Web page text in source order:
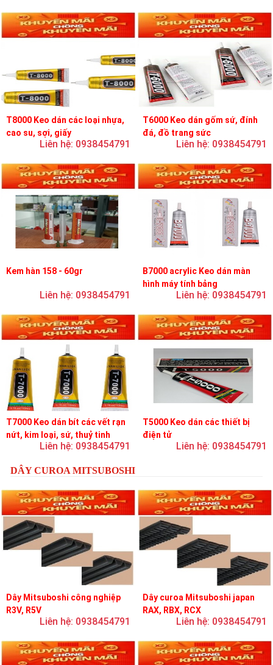
T8000 Keo dán các loại nhựa,
cao su, sợi, giấy
Liên hệ: 0938454791
T6000 Keo dán gốm sứ, đính
đá, đồ trang sức
Liên hệ: 0938454791
Kem hàn 158 - 60gr
Liên hệ: 0938454791
B7000 acrylic Keo dán màn
hình máy tính bảng
Liên hệ: 0938454791
T7000 Keo dán bít các vết rạn
nứt, kim loại, sứ, thuỷ tinh
Liên hệ: 0938454791
T5000 Keo dán các thiết bị
điện tử
Liên hệ: 0938454791
DÂY CUROA MITSUBOSHI
Dây Mitsuboshi công nghiệp
R3V, R5V
Liên hệ: 0938454791
Dây curoa Mitsuboshi japan
RAX, RBX, RCX
Liên hệ: 0938454791